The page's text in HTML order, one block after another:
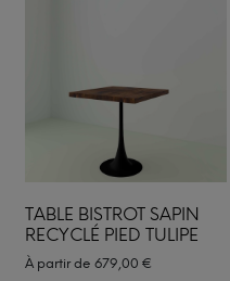
TABLE BISTROT SAPIN
RECYCLÉ PIED TULIPE
À partir de 679,00 €